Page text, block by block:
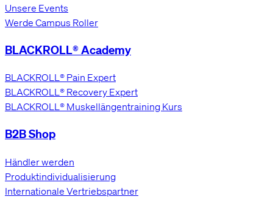
Unsere Events
Werde Campus Roller
BLACKROLL® Academy
BLACKROLL® Pain Expert
BLACKROLL® Recovery Expert
BLACKROLL® Muskellängentraining Kurs
B2B Shop
Händler werden
Produktindividualisierung
Internationale Vertriebspartner